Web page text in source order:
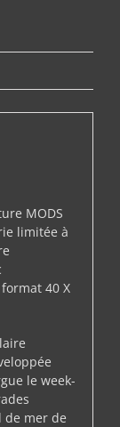
MODS
limitée à
40 X
le week-
de mer de